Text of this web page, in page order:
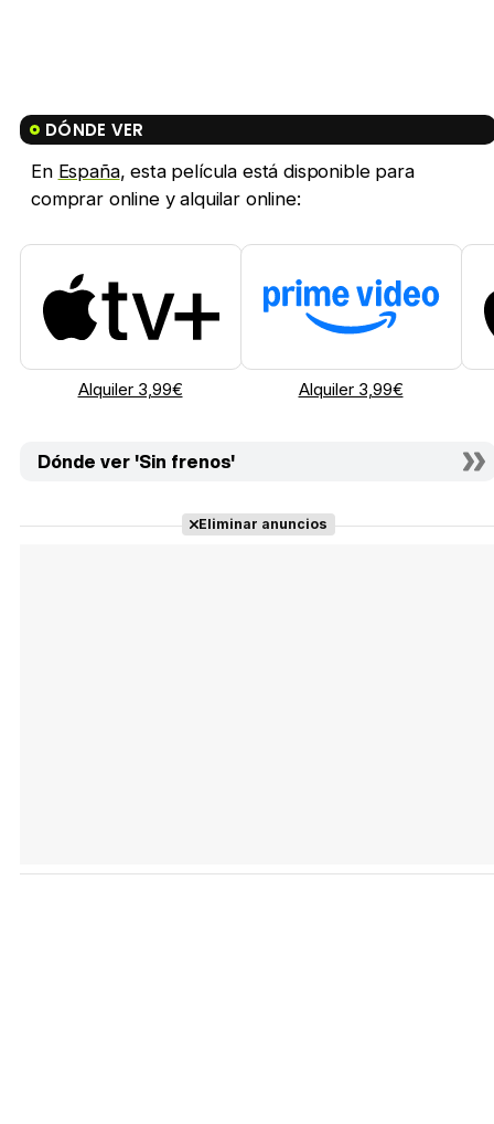
DÓNDE VER
En España, esta película está disponible para
comprar online y alquilar online:
Alquiler 3,99€ Alquiler 3,99€
Dónde ver 'Sin frenos'
Eliminar anuncios